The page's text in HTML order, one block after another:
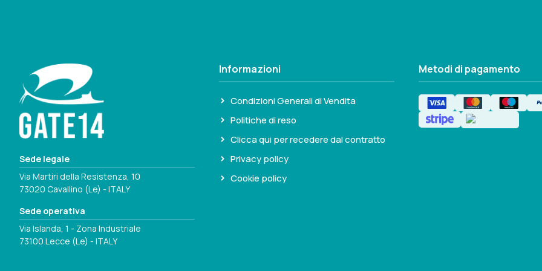
Sede legale
Via Martiri della Resistenza, 10
73020 Cavallino (Le) - ITALY
Sede operativa
Via Islanda, 1 - Zona Industriale
73100 Lecce (Le) - ITALY
Informazioni
Condizioni Generali di Vendita
Politiche di reso
Clicca qui per recedere dal contratto
Privacy policy
Cookie policy
Metodi di pagamento